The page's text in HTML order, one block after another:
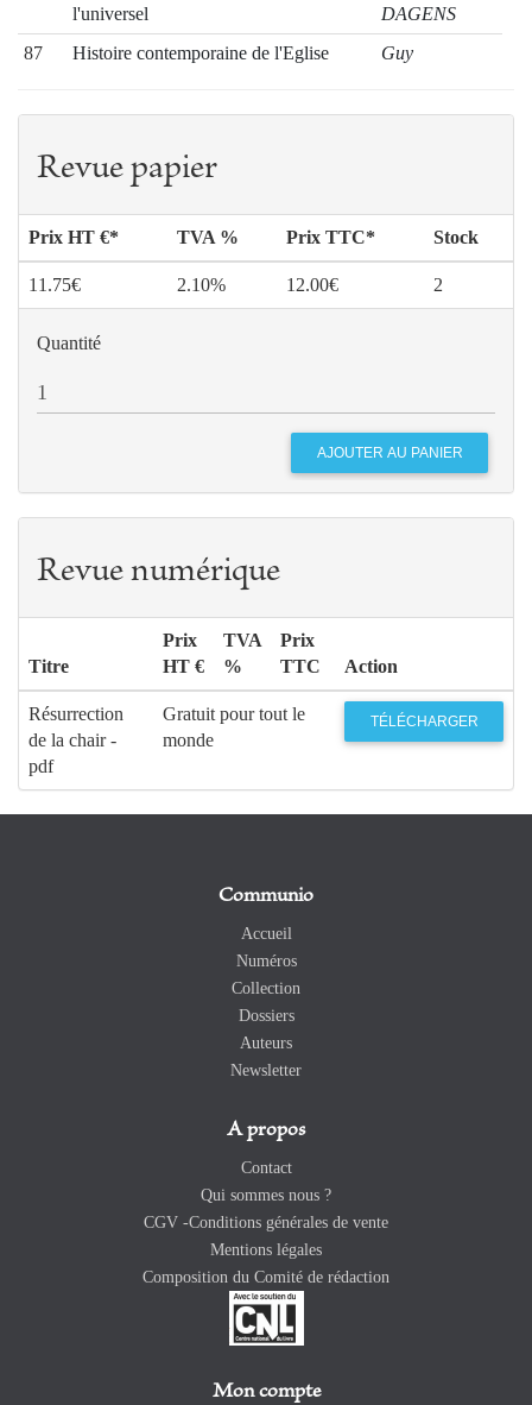
l'universel
DAGENS
87
Histoire contemporaine de l'Eglise
Guy
93
Avec des jeunes
Philippe
102
Culture traditionnelle africaine et notion
chrétienne du péché
NOTHOMB
114
Edith Stein, femme d’Eglise John H. NOTA
Revue papier
Prix HT €* TVA % Prix TTC* Stock
11.75€ 2.10% 12.00€ 2
Quantité
Revue numérique
Titre
Prix
HT €
TVA
%
Prix
TTC
Action
Résurrection
de la chair -
pdf
Gratuit pour tout le
monde
TÉLÉCHARGER
Communio
Accueil
Numéros
Collection
Dossiers
Auteurs
Newsletter
A propos
Contact
Qui sommes nous ?
CGV -Conditions générales de vente
Mentions légales
Composition du Comité de rédaction
Mon compte